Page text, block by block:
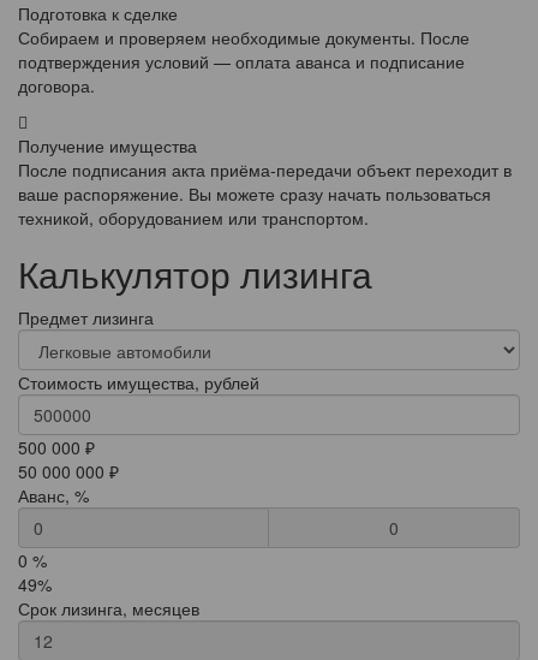
Подготовка к сделке
Собираем и проверяем необходимые документы. После
подтверждения условий — оплата аванса и подписание
договора.
Получение имущества
После подписания акта приёма-передачи объект переходит в
ваше распоряжение. Вы можете сразу начать пользоваться
техникой, оборудованием или транспортом.
Калькулятор лизинга
Предмет лизинга
Стоимость имущества, рублей
500 000 ₽
50 000 000 ₽
Аванс, %
0
0 %
49%
Срок лизинга, месяцев